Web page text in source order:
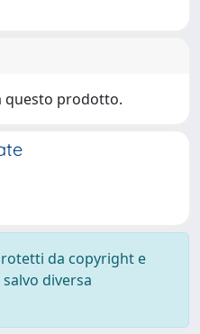
questo prodotto.
da copyright e
diversa